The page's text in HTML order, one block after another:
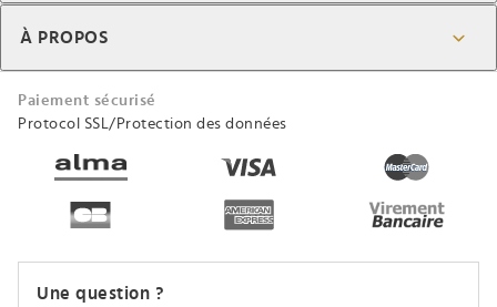
À PROPOS
Paiement sécurisé
Protocol SSL/Protection des données
Une question ?